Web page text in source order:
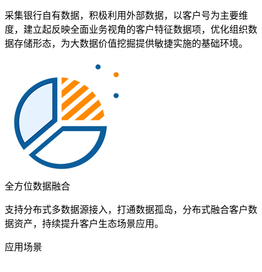
采集银行自有数据，积极利用外部数据，以客户号为主要维
度，建立起反映全面业务视角的客户特征数据项，优化组织数
据存储形态，为大数据价值挖掘提供敏捷实施的基础环境。
全方位数据融合
支持分布式多数据源接入，打通数据孤岛，分布式融合客户数
据资产，持续提升客户生态场景应用。
应用场景